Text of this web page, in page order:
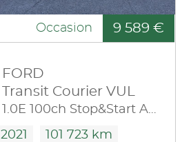
Occasion 9 589 €
FORD
Transit Courier VUL
1.0E 100ch Stop&Start Ambiente
2021 101 723 km